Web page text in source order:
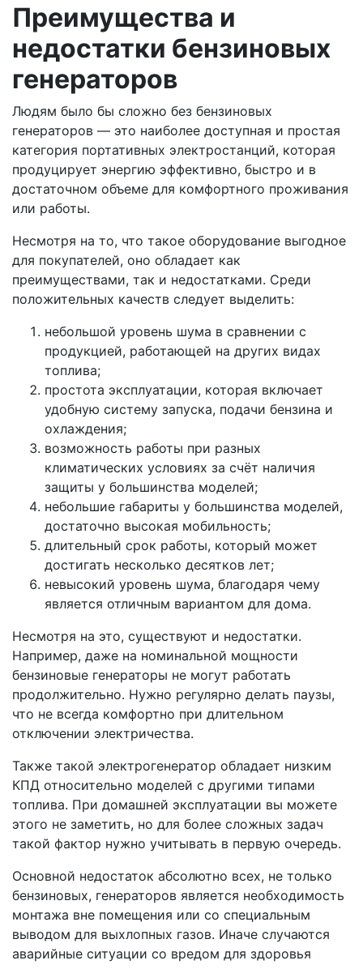
Преимущества и
недостатки бензиновых
генераторов
Людям было бы сложно без бензиновых
генераторов — это наиболее доступная и простая
категория портативных электростанций, которая
продуцирует энергию эффективно, быстро и в
достаточном объеме для комфортного проживания
или работы.
Несмотря на то, что такое оборудование выгодное
для покупателей, оно обладает как
преимуществами, так и недостатками. Среди
положительных качеств следует выделить:
небольшой уровень шума в сравнении с
продукцией, работающей на других видах
топлива;
простота эксплуатации, которая включает
удобную систему запуска, подачи бензина и
охлаждения;
возможность работы при разных
климатических условиях за счёт наличия
защиты у большинства моделей;
небольшие габариты у большинства моделей,
достаточно высокая мобильность;
длительный срок работы, который может
достигать несколько десятков лет;
невысокий уровень шума, благодаря чему
является отличным вариантом для дома.
Несмотря на это, существуют и недостатки.
Например, даже на номинальной мощности
бензиновые генераторы не могут работать
продолжительно. Нужно регулярно делать паузы,
что не всегда комфортно при длительном
отключении электричества.
Также такой электрогенератор обладает низким
КПД относительно моделей с другими типами
топлива. При домашней эксплуатации вы можете
этого не заметить, но для более сложных задач
такой фактор нужно учитывать в первую очередь.
Основной недостаток абсолютно всех, не только
бензиновых, генераторов является необходимость
монтажа вне помещения или со специальным
выводом для выхлопных газов. Иначе случаются
аварийные ситуации со вредом для здоровья